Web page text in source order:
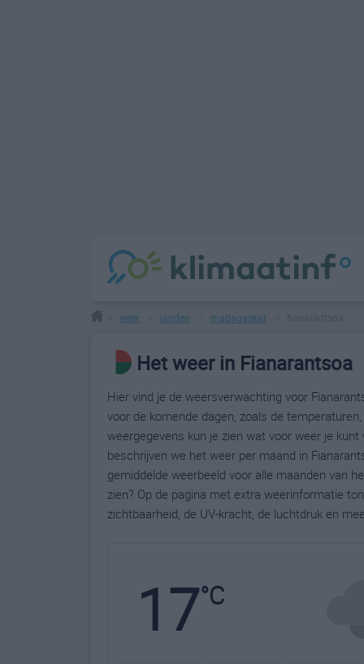
weer landen madagaskar
Het weer in Fianarantsoa
Hier vind je de weersverwachting voor
voor de komende dagen, zoals de
weergegevens kun je zien wat voor weer je
beschrijven we het weer per maand in
gemiddelde weerbeeld voor alle maanden van
zien? Op de pagina met extra weerinformatie
zichtbaarheid, de UV-kracht, de luchtdruk en
17°C